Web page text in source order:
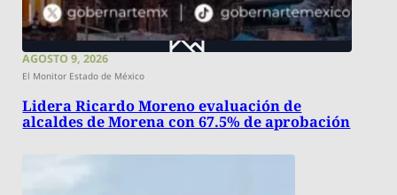
AGOSTO 9, 2026
El Monitor Estado de México
Lidera Ricardo Moreno evaluación de
alcaldes de Morena con 67.5% de aprobación